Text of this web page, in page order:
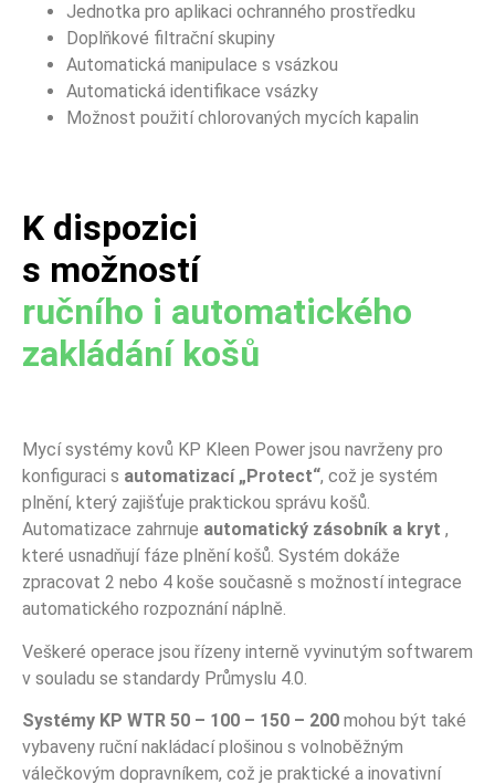
Jednotka pro aplikaci ochranného prostředku
Doplňkové filtrační skupiny
Automatická manipulace s vsázkou
Automatická identifikace vsázky
Možnost použití chlorovaných mycích kapalin
K dispozici
s možností
ručního i automatického
zakládání košů
Mycí systémy kovů KP Kleen Power jsou navrženy pro
konfiguraci s automatizací „Protect“, což je systém
plnění, který zajišťuje praktickou správu košů.
Automatizace zahrnuje automatický zásobník a kryt ,
které usnadňují fáze plnění košů. Systém dokáže
zpracovat 2 nebo 4 koše současně s možností integrace
automatického rozpoznání náplně.
Veškeré operace jsou řízeny interně vyvinutým softwarem
v souladu se standardy Průmyslu 4.0.
Systémy KP WTR 50 – 100 – 150 – 200 mohou být také
vybaveny ruční nakládací plošinou s volnoběžným
válečkovým dopravníkem, což je praktické a inovativní